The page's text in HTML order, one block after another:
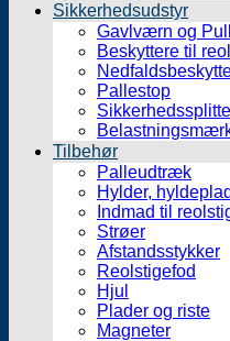
Sikkerhedsudstyr
Gavlværn og
Beskyttere til
Pallestop
Tilbehør
Palleudtræk
Hylder,
Indmad til
Strøer
Afstandsstykker
Reolstigefod
Hjul
Plader og riste
Magneter